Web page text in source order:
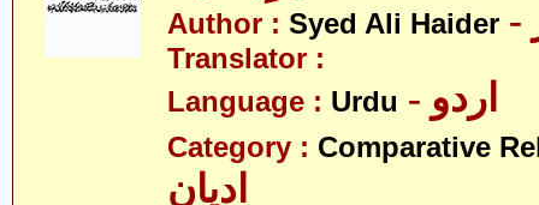
Author : Syed Ali Haider
Translator :
Language : Urdu - اردو
Category : Comparative
ادیان